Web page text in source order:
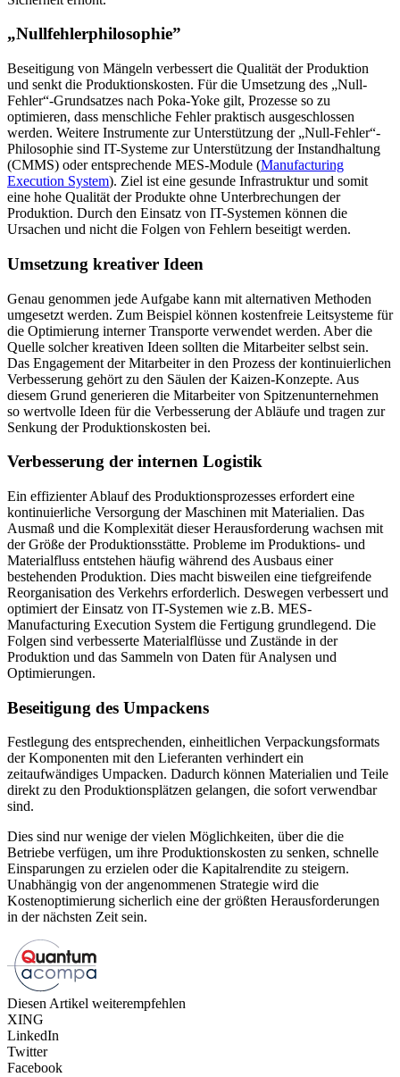
„Nullfehlerphilosophie”
Beseitigung von Mängeln verbessert die Qualität der Produktion
und senkt die Produktionskosten. Für die Umsetzung des „Null-
Fehler“-Grundsatzes nach Poka-Yoke gilt, Prozesse so zu
optimieren, dass menschliche Fehler praktisch ausgeschlossen
werden. Weitere Instrumente zur Unterstützung der „Null-Fehler“-
Philosophie sind IT-Systeme zur Unterstützung der Instandhaltung
(CMMS) oder entsprechende MES-Module (Manufacturing
Execution System). Ziel ist eine gesunde Infrastruktur und somit
eine hohe Qualität der Produkte ohne Unterbrechungen der
Produktion. Durch den Einsatz von IT-Systemen können die
Ursachen und nicht die Folgen von Fehlern beseitigt werden.
Umsetzung kreativer Ideen
Genau genommen jede Aufgabe kann mit alternativen Methoden
umgesetzt werden. Zum Beispiel können kostenfreie Leitsysteme für
die Optimierung interner Transporte verwendet werden. Aber die
Quelle solcher kreativen Ideen sollten die Mitarbeiter selbst sein.
Das Engagement der Mitarbeiter in den Prozess der kontinuierlichen
Verbesserung gehört zu den Säulen der Kaizen-Konzepte. Aus
diesem Grund generieren die Mitarbeiter von Spitzenunternehmen
so wertvolle Ideen für die Verbesserung der Abläufe und tragen zur
Senkung der Produktionskosten bei.
Verbesserung der internen Logistik
Ein effizienter Ablauf des Produktionsprozesses erfordert eine
kontinuierliche Versorgung der Maschinen mit Materialien. Das
Ausmaß und die Komplexität dieser Herausforderung wachsen mit
der Größe der Produktionsstätte. Probleme im Produktions- und
Materialfluss entstehen häufig während des Ausbaus einer
bestehenden Produktion. Dies macht bisweilen eine tiefgreifende
Reorganisation des Verkehrs erforderlich. Deswegen verbessert und
optimiert der Einsatz von IT-Systemen wie z.B. MES-
Manufacturing Execution System die Fertigung grundlegend. Die
Folgen sind verbesserte Materialflüsse und Zustände in der
Produktion und das Sammeln von Daten für Analysen und
Optimierungen.
Beseitigung des Umpackens
Festlegung des entsprechenden, einheitlichen Verpackungsformats
der Komponenten mit den Lieferanten verhindert ein
zeitaufwändiges Umpacken. Dadurch können Materialien und Teile
direkt zu den Produktionsplätzen gelangen, die sofort verwendbar
sind.
Dies sind nur wenige der vielen Möglichkeiten, über die die
Betriebe verfügen, um ihre Produktionskosten zu senken, schnelle
Einsparungen zu erzielen oder die Kapitalrendite zu steigern.
Unabhängig von der angenommenen Strategie wird die
Kostenoptimierung sicherlich eine der größten Herausforderungen
in der nächsten Zeit sein.
Diesen Artikel weiterempfehlen
XING
LinkedIn
Twitter
Facebook